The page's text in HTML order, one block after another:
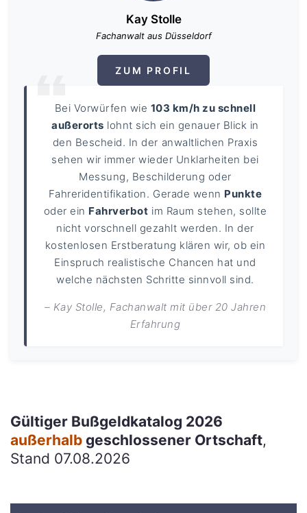
Kay Stolle
Fachanwalt aus Düsseldorf
ZUM PROFIL
Bei Vorwürfen wie 103 km/h zu schnell
außerorts lohnt sich ein genauer Blick in
den Bescheid. In der anwaltlichen Praxis
sehen wir immer wieder Unklarheiten bei
Messung, Beschilderung oder
Fahreridentifikation. Gerade wenn Punkte
oder ein Fahrverbot im Raum stehen, sollte
nicht vorschnell gezahlt werden. In der
kostenlosen Erstberatung klären wir, ob ein
Einspruch realistische Chancen hat und
welche nächsten Schritte sinnvoll sind.
– Kay Stolle, Fachanwalt mit über 20 Jahren
Erfahrung
Gültiger Bußgeldkatalog 2026
außerhalb geschlossener Ortschaft,
Stand 07.08.2026